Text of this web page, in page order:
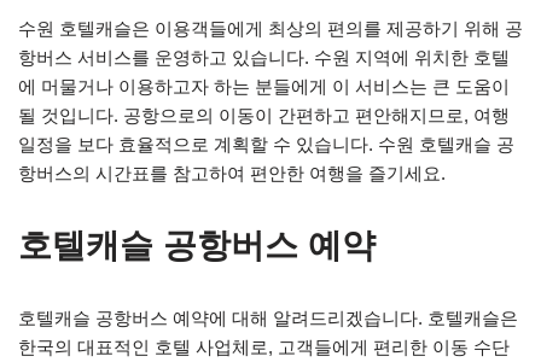
수원 호텔캐슬은 이용객들에게 최상의 편의를 제공하기 위해 공
항버스 서비스를 운영하고 있습니다. 수원 지역에 위치한 호텔
에 머물거나 이용하고자 하는 분들에게 이 서비스는 큰 도움이
될 것입니다. 공항으로의 이동이 간편하고 편안해지므로, 여행
일정을 보다 효율적으로 계획할 수 있습니다. 수원 호텔캐슬 공
항버스의 시간표를 참고하여 편안한 여행을 즐기세요.
호텔캐슬 공항버스 예약
호텔캐슬 공항버스 예약에 대해 알려드리겠습니다. 호텔캐슬은
한국의 대표적인 호텔 사업체로, 고객들에게 편리한 이동 수단